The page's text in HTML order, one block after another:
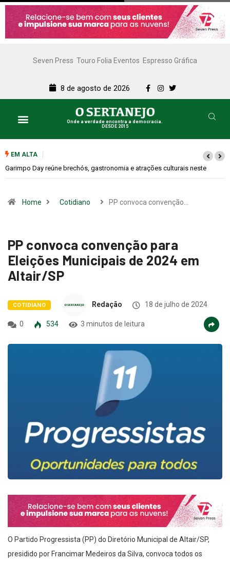
Seven Press Touro Folia Eventos Espresso Gráfica
8 de agosto de 2026
Onde a verdade encontra a democracia.
DESDE 2015
EM ALTA
Bugonia transforma paranoia e conspiração em um suspense imprevisível
Home Cotidiano PP convoca convenção…
PP convoca convenção para
Eleições Municipais de 2024 em
Altair/SP
COTIDIANO Redação 18 de julho de 2024
0 534 3 minutos de leitura
O Partido Progressista (PP) do Diretório Municipal de Altair/SP,
presidido por Francimar Medeiros da Silva, convoca todos os